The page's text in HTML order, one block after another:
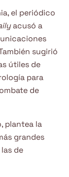
el periódico
acusó a
sugirió
útiles de
para
de
plantea la
grandes
de